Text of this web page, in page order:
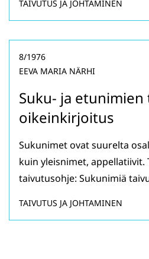
TAIVUTUS JA JOHTAMINEN
Suku- ja etunimien
oikeinkirjoitus
8/1976
EEVA MARIA NÄRHI
Sukunimet ovat suurelta
kuin yleisnimet, appellatiivit.
taivutusohje: Sukunimiä
TAIVUTUS JA JOHTAMINEN